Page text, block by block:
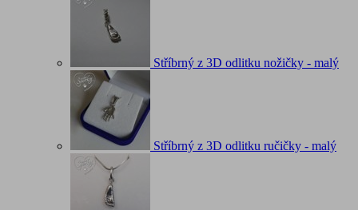
Stříbrný z 3D odlitku nožičky - malý
Stříbrný z 3D odlitku ručičky - malý